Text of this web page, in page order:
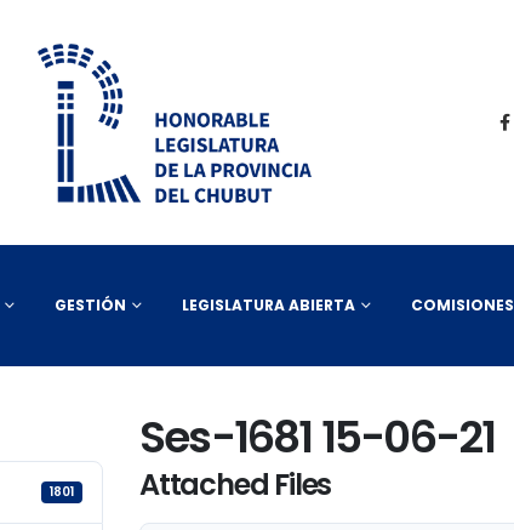
GESTIÓN LEGISLATURA ABIERTA COMISIONES
1801
Ses-1681 15-06-21
Attached Files